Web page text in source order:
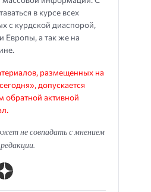
в курсе всех
с курдской диаспорой,
Европы, а так же на
размещенных на
допускается
обратной активной
не совпадать с мнением
редакции.